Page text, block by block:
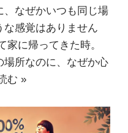
、なぜかいつも同じ場
な感覚はありません
家に帰ってきた時。
場所なのに、なぜか心
む »